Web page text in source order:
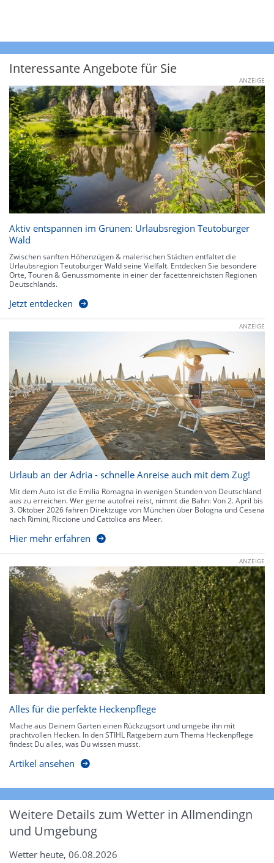
Interessante Angebote für Sie
ANZEIGE
Aktiv entspannen im Grünen: Urlaubsregion Teutoburger
Wald
Zwischen sanften Höhenzügen & malerischen Städten entfaltet die
Urlaubsregion Teutoburger Wald seine Vielfalt. Entdecken Sie besondere
Orte, Touren & Genussmomente in einer der facettenreichsten Regionen
Deutschlands.
Jetzt entdecken
ANZEIGE
Urlaub an der Adria - schnelle Anreise auch mit dem Zug!
Mit dem Auto ist die Emilia Romagna in wenigen Stunden von Deutschland
aus zu erreichen. Wer gerne autofrei reist, nimmt die Bahn: Von 2. April bis
3. Oktober 2026 fahren Direktzüge von München über Bologna und Cesena
nach Rimini, Riccione und Cattolica ans Meer.
Hier mehr erfahren
ANZEIGE
Alles für die perfekte Heckenpflege
Mache aus Deinem Garten einen Rückzugsort und umgebe ihn mit
prachtvollen Hecken. In den STIHL Ratgebern zum Thema Heckenpflege
findest Du alles, was Du wissen musst.
Artikel ansehen
Weitere Details zum Wetter in Allmendingn
und Umgebung
Wetter heute, 06.08.2026